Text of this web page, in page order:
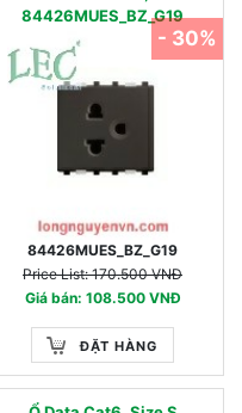
84426MUES_BZ_G19
84426MUES_BZ_G19
Price List: 170.500 VNĐ
Giá bán: 108.500 VNĐ
ĐẶT HÀNG
- 30%